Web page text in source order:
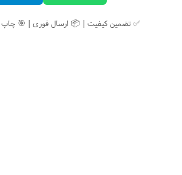
✅ تضمین کیفیت | 📦 ارسال فوری | 🎯 چاپ